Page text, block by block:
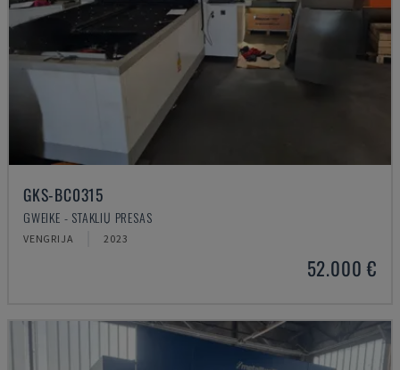
GKS-BC0315
GWEIKE - STAKLIŲ PRESAS
VENGRIJA 2023
52.000 €